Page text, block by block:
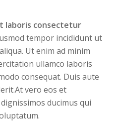
laboris consectetur
tempor incididunt ut
Ut enim ad minim
ullamco laboris
consequat. Duis aute
vero eos et
ducimus qui